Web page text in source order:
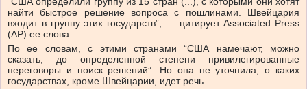
найти быстрое решение вопроса с пошлинами. Швейцария
входит в группу этих государств”, — цитирует Associated Press
(AP) ее слова.
По ее словам, с этими странами “США намечают, можно
сказать, до определенной степени привилегированные
переговоры и поиск решений”. Но она не уточнила, о каких
государствах, кроме Швейцарии, идет речь.